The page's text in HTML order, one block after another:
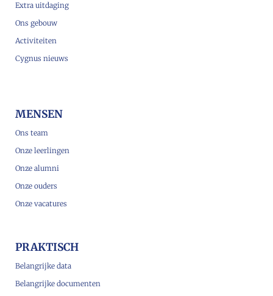
Extra uitdaging
Ons gebouw
Activiteiten
Cygnus nieuws
MENSEN
Ons team
Onze leerlingen
Onze alumni
Onze ouders
Onze vacatures
PRAKTISCH
Belangrijke data
Belangrijke documenten